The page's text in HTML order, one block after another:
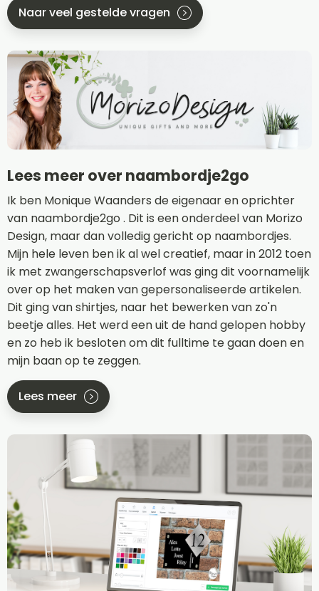
Naar veel gestelde vragen
Lees meer over naambordje2go
Ik ben Monique Waanders de eigenaar en oprichter
van naambordje2go . Dit is een onderdeel van Morizo
Design, maar dan volledig gericht op naambordjes.
Mijn hele leven ben ik al wel creatief, maar in 2012 toen
ik met zwangerschapsverlof was ging dit voornamelijk
over op het maken van gepersonaliseerde artikelen.
Dit ging van shirtjes, naar het bewerken van zo'n
beetje alles. Het werd een uit de hand gelopen hobby
en zo heb ik besloten om dit fulltime te gaan doen en
mijn baan op te zeggen.
Lees meer